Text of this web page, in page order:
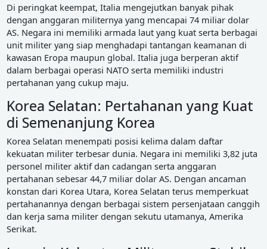
Di peringkat keempat, Italia mengejutkan banyak pihak
dengan anggaran militernya yang mencapai 74 miliar dolar
AS. Negara ini memiliki armada laut yang kuat serta berbagai
unit militer yang siap menghadapi tantangan keamanan di
kawasan Eropa maupun global. Italia juga berperan aktif
dalam berbagai operasi NATO serta memiliki industri
pertahanan yang cukup maju.
Korea Selatan: Pertahanan yang Kuat
di Semenanjung Korea
Korea Selatan menempati posisi kelima dalam daftar
kekuatan militer terbesar dunia. Negara ini memiliki 3,82 juta
personel militer aktif dan cadangan serta anggaran
pertahanan sebesar 44,7 miliar dolar AS. Dengan ancaman
konstan dari Korea Utara, Korea Selatan terus memperkuat
pertahanannya dengan berbagai sistem persenjataan canggih
dan kerja sama militer dengan sekutu utamanya, Amerika
Serikat.